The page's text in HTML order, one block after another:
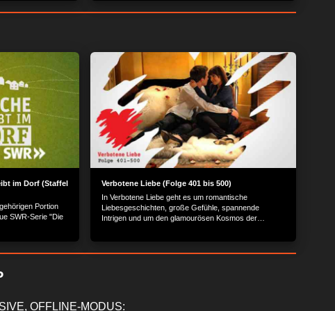
im Dorf (Staffel
Portion
SWR-Serie "Die
Verbotene Liebe (Folge 401 bis 500)
In Verbotene Liebe geht es um romantische
Liebesgeschichten, große Gefühle, spannende
Intrigen und um den glamourösen Kosmos der
OFFLINE-MODUS: